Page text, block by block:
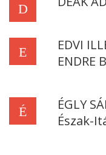
D
E
EDVI
ENDRE
É
ÉGLY
Észak-